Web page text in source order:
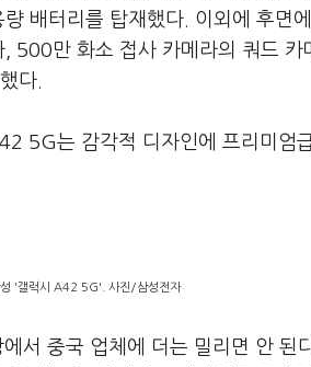
배터리를 탑재했다. 이외에 후면
500만 화소 접사 카메라의 쿼드 카
다.
5G는 감각적 디자인에 프리미엄
성 '갤럭시 A42 5G'. 사진/삼성전자
서 중국 업체에 더는 밀리면 안 된